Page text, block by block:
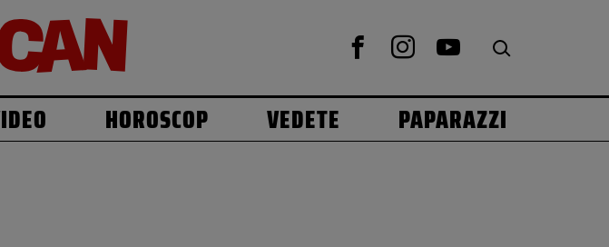
HOROSCOP VEDETE PAPARAZZI